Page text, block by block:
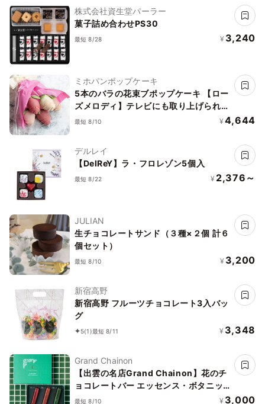
株式会社資生堂パーラー
菓子詰め合わせPS30
最短 8/28 ¥ 3,240
ミホパンポップケーキ
5本のバラの花束ブポップケーキ 【ロー
ズメロディ】テレビにも取り上げられた
ミホパンのかわいいポップケーキセット
最短 8/10 ¥ 4,644
デルレイ
【DelReY】ラ・フロレゾン5個入
最短 8/22 ¥ 2,376～
JULIAN
生チョコレートサンド（３種×２個 計６
個セット）
最短 8/10 ¥ 3,200
新宿高野
新宿高野 フルーツチョコレート3入バッ
グ
5(1)最短 8/11 ¥ 3,348
Grand Chainon
【出雲の名店Grand Chainon】花のチ
ョコレートバー エッセンス・ボタニッ
ク
最短 8/10 ¥ 3,000